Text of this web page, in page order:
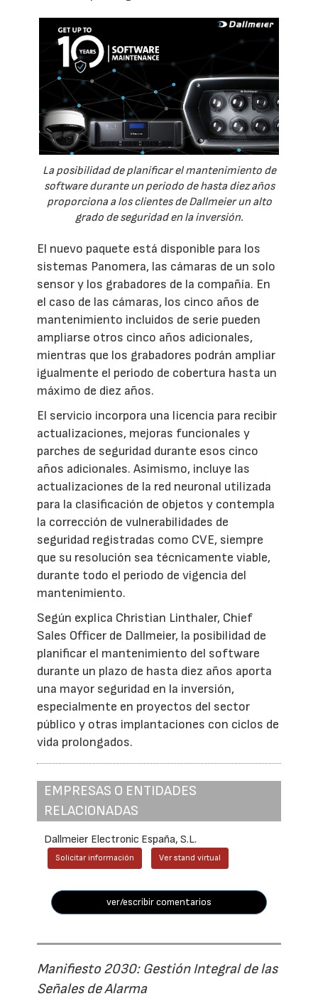
La posibilidad de planificar el mantenimiento de
software durante un periodo de hasta diez años
proporciona a los clientes de Dallmeier un alto
grado de seguridad en la inversión.
El nuevo paquete está disponible para los
sistemas Panomera, las cámaras de un solo
sensor y los grabadores de la compañía. En
el caso de las cámaras, los cinco años de
mantenimiento incluidos de serie pueden
ampliarse otros cinco años adicionales,
mientras que los grabadores podrán ampliar
igualmente el periodo de cobertura hasta un
máximo de diez años.
El servicio incorpora una licencia para recibir
actualizaciones, mejoras funcionales y
parches de seguridad durante esos cinco
años adicionales. Asimismo, incluye las
actualizaciones de la red neuronal utilizada
para la clasificación de objetos y contempla
la corrección de vulnerabilidades de
seguridad registradas como CVE, siempre
que su resolución sea técnicamente viable,
durante todo el periodo de vigencia del
mantenimiento.
Según explica Christian Linthaler, Chief
Sales Officer de Dallmeier, la posibilidad de
planificar el mantenimiento del software
durante un plazo de hasta diez años aporta
una mayor seguridad en la inversión,
especialmente en proyectos del sector
público y otras implantaciones con ciclos de
vida prolongados.
EMPRESAS O ENTIDADES
RELACIONADAS
Dallmeier Electronic España, S.L.
Solicitar información Ver stand virtual
ver/escribir comentarios
Manifiesto 2030: Gestión Integral de las
Señales de Alarma